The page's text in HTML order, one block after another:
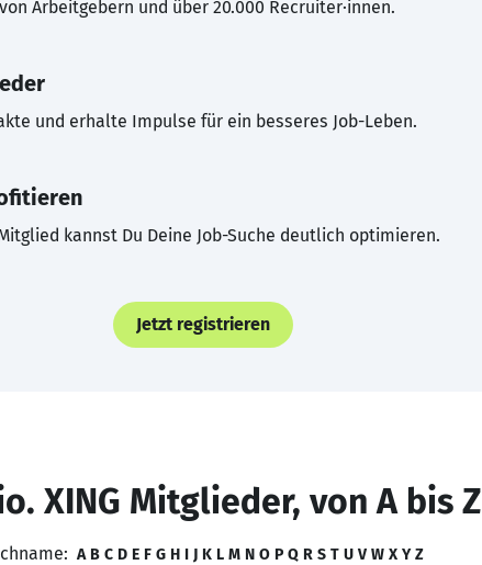
Arbeitgebern und über 20.000 Recruiter·innen.
und erhalte Impulse für ein besseres Job-Leben.
kannst Du Deine Job-Suche deutlich optimieren.
Jetzt registrieren
XING Mitglieder, von A bis Z
A B C D E F G H I J K L M N O P Q R S T U V W X Y Z